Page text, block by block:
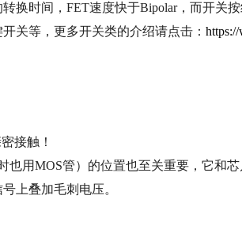
换时间，FET速度快于Bipolar，而开关
关等，更多开关类的介绍请点击：
接触！
时也用MOS管）的位置也至关重要，它和
上叠加毛刺电压。